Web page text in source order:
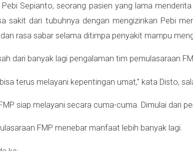
Sepianto, seorang pasien yang lama
sakit dari tubuhnya dengan mengizinkan Pebi
dan rasa sabar selama ditimpa penyakit mampu
dari banyak lagi pengalaman tim pemulasaraan
terus melayani kepentingan umat,” kata Disto,
siap melayani secara cuma-cuma. Dimulai dari
FMP menebar manfaat lebih banyak lagi.